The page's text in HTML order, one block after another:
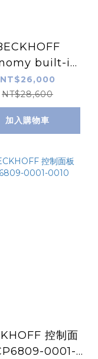
built-in
PC CP6219-
0020-T01
NT$26,000
NT$28,600
加入購物車
控制面
0001-